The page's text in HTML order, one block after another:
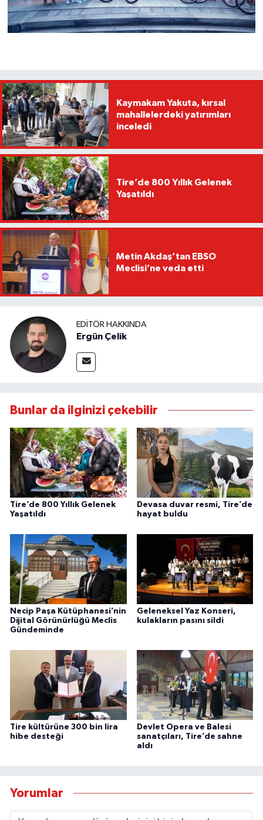
Kaymakam Yakuta, kırsal
mahallelerdeki yatırımları
inceledi
Tire’de 800 Yıllık Gelenek
Yaşatıldı
Metin Akdaş’tan EBSO
Meclisi’ne veda etti
EDITÖR HAKKINDA
Ergün Çelik
Bunlar da ilginizi çekebilir
Tire’de 800 Yıllık Gelenek
Yaşatıldı
Devasa duvar resmi, Tire’de
hayat buldu
Necip Paşa Kütüphanesi’nin
Dijital Görünürlüğü Meclis
Gündeminde
Geleneksel Yaz Konseri,
kulakların pasını sildi
Tire kültürüne 300 bin lira
hibe desteği
Devlet Opera ve Balesi
sanatçıları, Tire’de sahne
aldı
Yorumlar